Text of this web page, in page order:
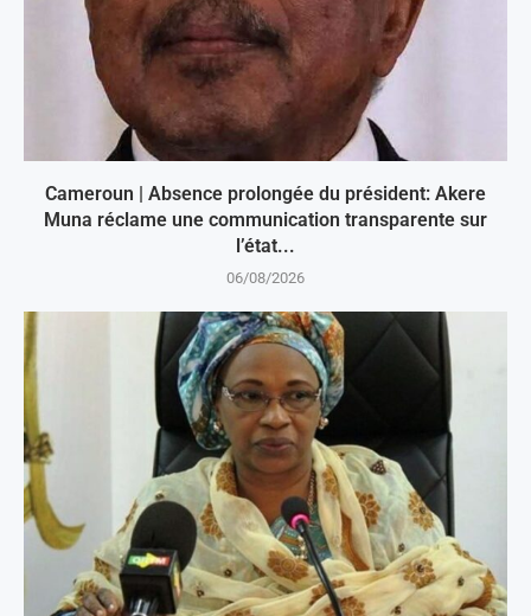
Cameroun | Absence prolongée du président: Akere
Muna réclame une communication transparente sur
l’état...
06/08/2026